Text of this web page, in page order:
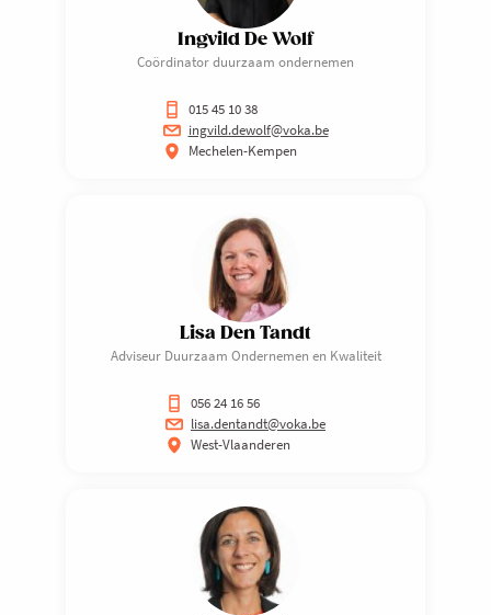
Ingvild De Wolf
Coördinator duurzaam ondernemen
015 45 10 38
ingvild.dewolf@voka.be
Mechelen-Kempen
Lisa Den Tandt
Adviseur Duurzaam Ondernemen en Kwaliteit
056 24 16 56
lisa.dentandt@voka.be
West-Vlaanderen